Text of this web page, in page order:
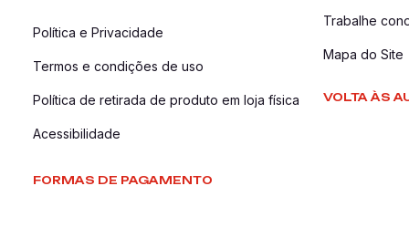
Política e Privacidade
Termos e condições de uso
Política de retirada de produto em loja física
Acessibilidade
Trabalhe
Mapa do Site
VOLTA ÀS
FORMAS DE PAGAMENTO